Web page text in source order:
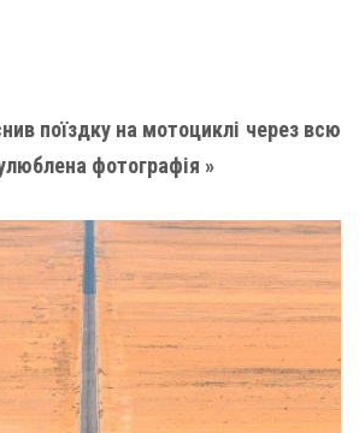
поїздку на мотоциклі через всю
фотографія »